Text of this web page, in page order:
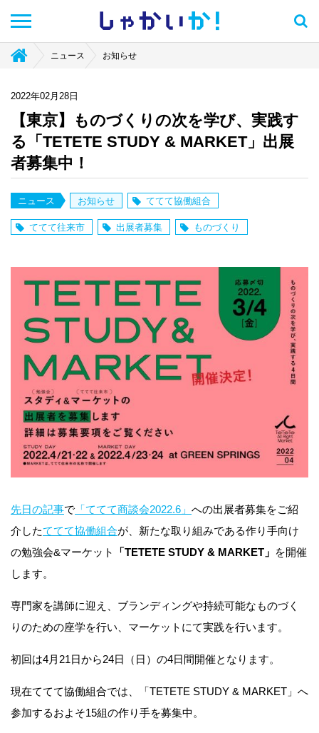
しゃかい か！
ニュース お知らせ
2022年02月28日
【東京】ものづくりの次を学び、実践す
る「TETETE STUDY & MARKET」出展
者募集中！
ニュース お知らせ ててて協働組合
ててて往来市 出展者募集 ものづくり
先日の記事で 「ててて商談会2022.6」 への出展者募集をご紹
介したててて協働組合が、新たな取り組みである作り手向け
の勉強会&マーケット
「TETETE STUDY & MARKET」 を開催
します。
専門家を講師に迎え、ブランディングや持続可能なものづく
りのための座学を行い、マーケットにて実践を行います。
初回は4月21日から24日（日）の4日間開催となります。
現在ててて協働組合では、「TETETE STUDY & MARKET」へ
参加するおよそ15組の作り手を募集中。